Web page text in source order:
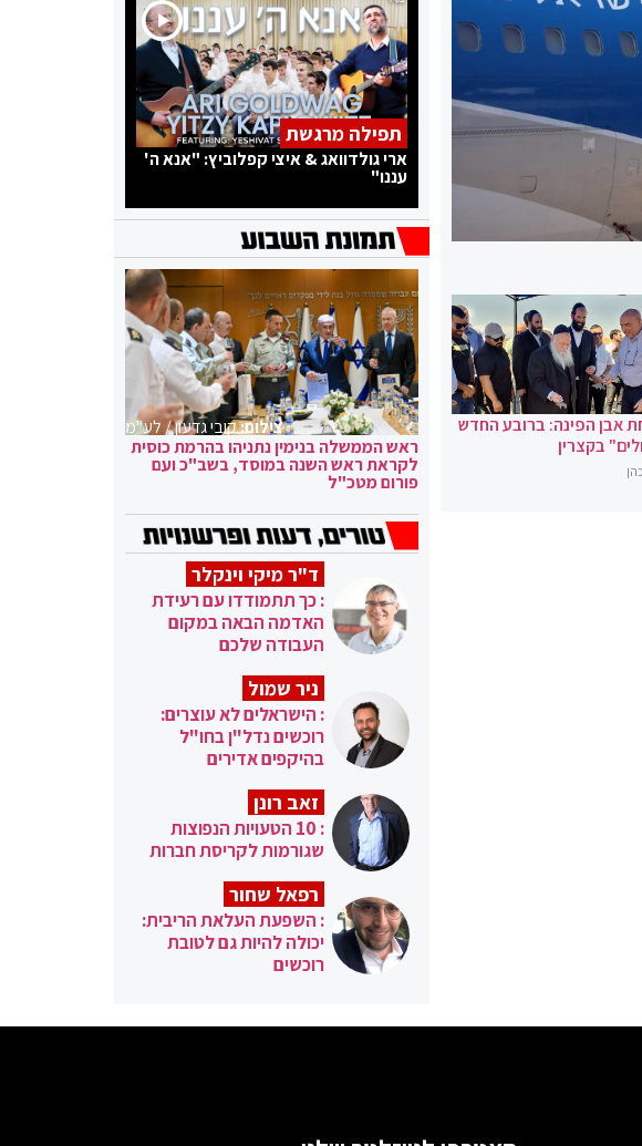
אבן הפינה: ברובע החדש
בקצרין
תפילה מרגשת
ארי גולדוואג & איצי קפלוביץ: "אנא ה'
עננו"
צילום:קובי גדעון / לע"מ
ראש הממשלה בנימין נתניהו בהרמת כוסית
לקראת ראש השנה במוסד, בשב"כ ועם
פורום מטכ"ל
ד"ר מיקי וינקלר
: כך תתמודדו עם רעידת
האדמה הבאה במקום
העבודה שלכם
ניר שמול
: הישראלים לא עוצרים:
רוכשים נדל"ן בחו"ל
בהיקפים אדירים
זאב רונן
: 10 הטעויות הנפוצות
שגורמות לקריסת חברות
רפאל שחור
: השפעת העלאת הריבית:
יכולה להיות גם לטובת
רוכשים